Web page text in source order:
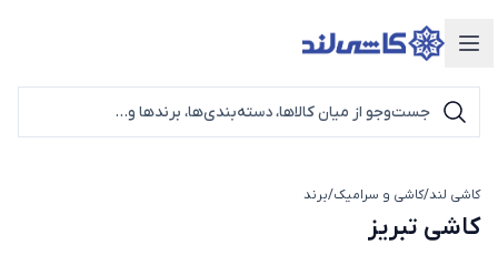
دسته‌بندی محصولات
کاشی لند/کاشی و سرامیک/برند
کاشی تبریز